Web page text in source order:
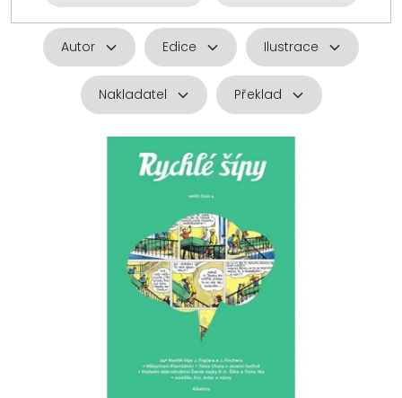
Autor Edice Ilustrace
Nakladatel Překlad